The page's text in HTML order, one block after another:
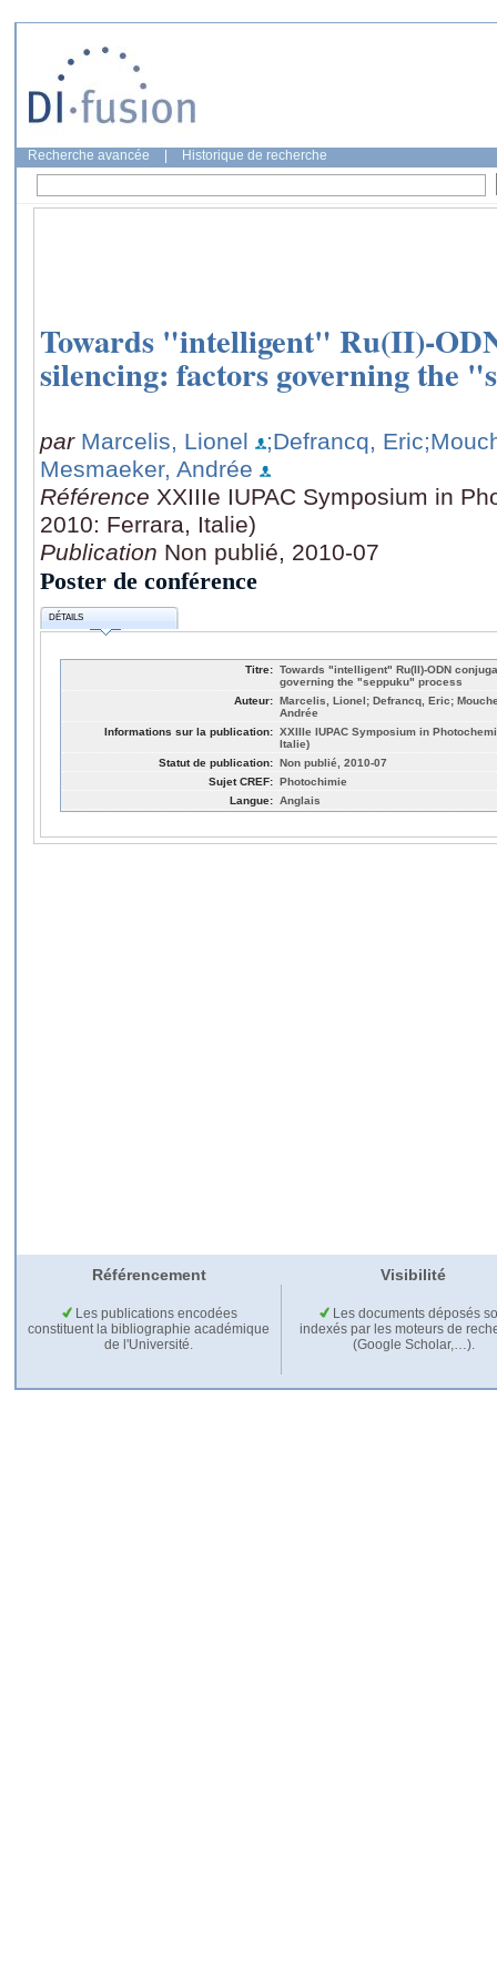
Recherche avancée Historique de recherche
Towards "intelligent" Ru(II)-
silencing: factors governing the
par Marcelis, Lionel ;Defrancq, Eric
Mesmaeker, Andrée
Référence XXIIIe IUPAC Symposium in
2010: Ferrara, Italie)
Publication Non publié, 2010-07
Poster de conférence
DÉTAILS
Titre: Towards "intelligent" Ru(II)-ODN
governing the "seppuku" process
Auteur: Marcelis, Lionel; Defrancq, Eric;
Andrée
Informations sur la publication: XXIIIe IUPAC Symposium in
Italie)
Statut de publication: Non publié, 2010-07
Sujet CREF: Photochimie
Langue: Anglais
Référencement Visibilité
Les publications encodées
constituent la bibliographie académique
de l'Université.
Les documents déposés
indexés par les moteurs de
(Google Scholar,…).